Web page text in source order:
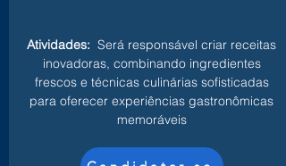
Atividades: Será responsável criar receitas
inovadoras, combinando ingredientes
frescos e técnicas culinárias sofisticadas
para oferecer experiências gastronômicas
memoráveis